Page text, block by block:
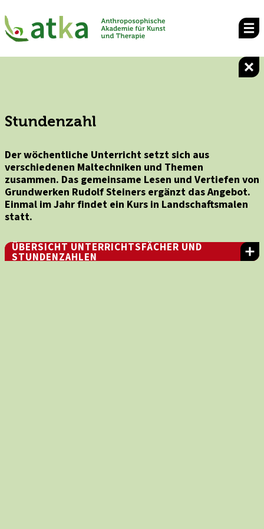
Stundenzahl
Der wöchentliche Unterricht setzt sich aus
verschiedenen Maltechniken und Themen
zusammen. Das gemeinsame Lesen und Vertiefen von
Grundwerken Rudolf Steiners ergänzt das Angebot.
Einmal im Jahr findet ein Kurs in Landschaftsmalen
statt.
ÜBERSICHT UNTERRICHTSFÄCHER UND
STUNDENZAHLEN